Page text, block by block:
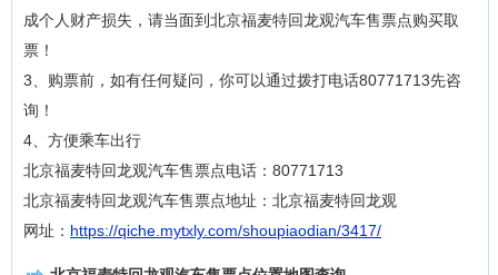
成个人财产损失，请当面到北京福麦特回龙观汽车售票点购买取
票！
3、购票前，如有任何疑问，你可以通过拨打电话80771713先咨
询！
4、方便乘车出行
北京福麦特回龙观汽车售票点电话：80771713
北京福麦特回龙观汽车售票点地址：北京福麦特回龙观
网址： https://qiche.mytxly.com/shoupiaodian/3417/